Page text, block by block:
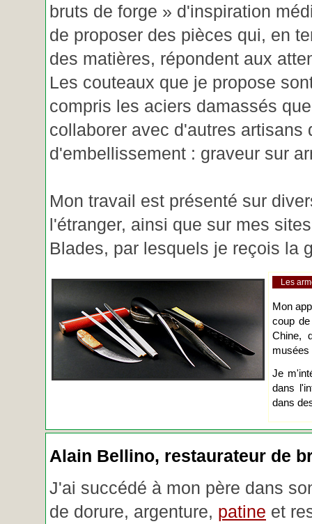
bruts de forge » d'inspiration
de proposer des pièces qui, en
des matières, répondent aux
Les couteaux que je propose
compris les aciers damassés
collaborer avec d'autres artisans
d'embellissement : graveur sur
Mon travail est présenté sur
l'étranger, ainsi que sur mes
Blades, par lesquels je reçois la
Les
Mon
coup
Chine,
musées
Je
dans
dans
Alain Bellino, restaurateur de
J'ai succédé à mon père dans
de dorure, argenture, patine et